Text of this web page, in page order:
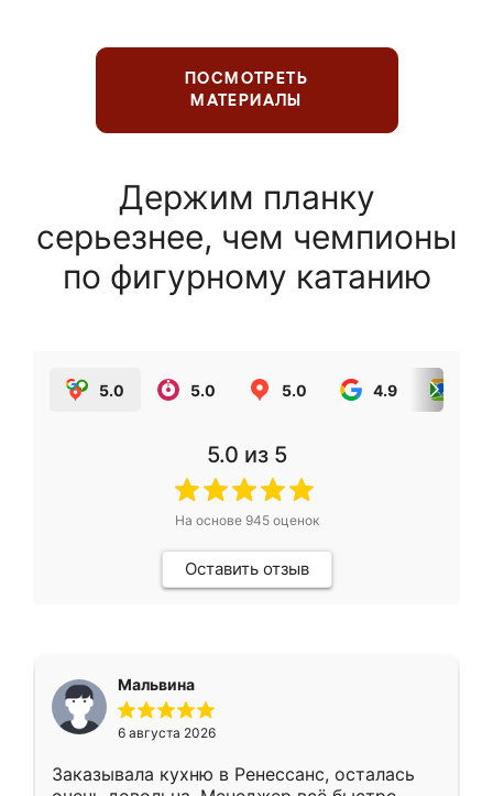
ПОСМОТРЕТЬ
МАТЕРИАЛЫ
Держим планку
серьезнее, чем чемпионы
по фигурному катанию
5.0 5.0 5.0 4.9
5.0 из 5
На основе 945оценок
Оставить отзыв
Мальвина
6 августа 2026
Заказывала кухню в Ренессанс, осталась